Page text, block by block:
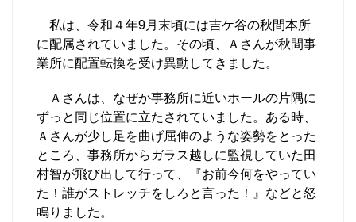
私は、令和４年9月末頃には吉ケ谷の秋間本所
に配属されていました。その頃、Ａさんが秋間事
業所に配置転換を受け異動してきました。
Ａさんは、なぜか事務所に近いホールの片隅に
ずっと同じ位置に立たされていました。ある時、
Ａさんが少し足を曲げ屈伸のような姿勢をとった
ところ、事務所からガラス越しに監視していた田
村智が飛び出して行って、『お前今何をやってい
た！誰がストレッチをしろと言った！』などと怒
鳴りました。